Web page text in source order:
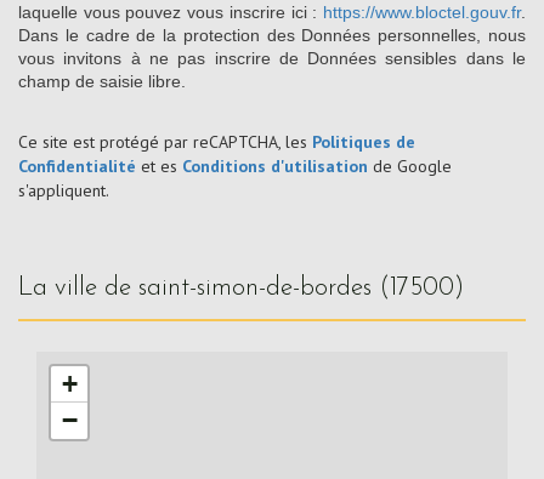
laquelle vous pouvez vous inscrire ici : https://www.bloctel.gouv.fr.
Dans le cadre de la protection des Données personnelles, nous
vous invitons à ne pas inscrire de Données sensibles dans le
champ de saisie libre.
Ce site est protégé par reCAPTCHA, les Politiques de
Confidentialité et es Conditions d'utilisation de Google
s'appliquent.
la ville de saint-simon-de-bordes (17500)
+
−